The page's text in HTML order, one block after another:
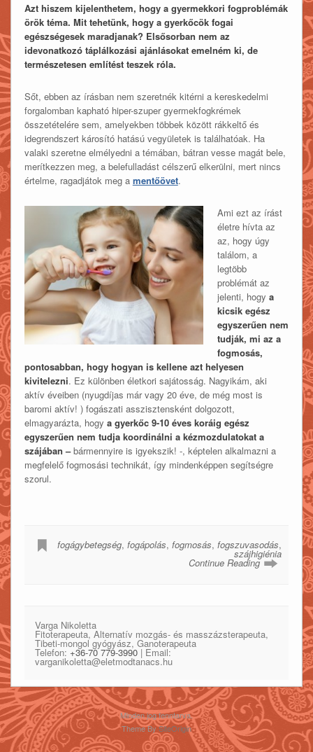
Azt hiszem kijelenthetem, hogy a gyermekkori fogproblémák
örök téma. Mit tehetünk, hogy a gyerkőcök fogai
egészségesek maradjanak? Elsősorban nem az
idevonatkozó táplálkozási ajánlásokat emelném ki, de
természetesen említést teszek róla.
Sőt, ebben az írásban nem szeretnék kitérni a kereskedelmi
forgalomban kapható hiper-szuper gyermekfogkrémek
összetételére sem, amelyekben többek között rákkeltő és
idegrendszert károsító hatású vegyületek is találhatóak. Ha
valaki szeretne elmélyedni a témában, bátran vesse magát bele,
merítkezzen meg, a belefulladást célszerű elkerülni, mert nincs
értelme, ragadjátok meg a mentőövet.
Ami ezt az írást
életre hívta az
az, hogy úgy
találom, a
legtöbb
problémát az
jelenti, hogy a
kicsik egész
egyszerűen nem
tudják, mi az a
fogmosás,
pontosabban, hogy hogyan is kellene azt helyesen
kivitelezni. Ez különben életkori sajátosság. Nagyikám, aki
aktív éveiben (nyugdíjas már vagy 20 éve, de még most is
baromi aktív! ) fogászati asszisztensként dolgozott,
elmagyarázta, hogy a gyerkőc 9-10 éves koráig egész
egyszerűen nem tudja koordinálni a kézmozdulatokat a
szájában –bármennyire is igyekszik! -, képtelen alkalmazni a
megfelelő fogmosási technikát, így mindenképpen segítségre
szorul.
fogágybetegség,fogápolás,fogmosás,fogszuvasodás,
szájhigiénia
Continue Reading
Varga Nikoletta
Fitoterapeuta, Alternatív mozgás- és masszázsterapeuta,
Tibeti-mongol gyógyász, Ganoterapeuta
Telefon: +36-70 779-3990| Email:
varganikoletta@eletmodtanacs.hu
Minden jog fenntarva.
Theme BySiteOrigin